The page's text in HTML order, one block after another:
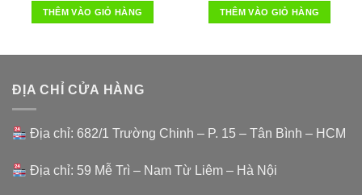
là:
2.100.000 ₫.
THÊM VÀO GIỎ HÀNG THÊM VÀO GIỎ HÀNG
ĐỊA CHỈ CỬA HÀNG
Địa chỉ: 682/1 Trường Chinh – P. 15 – Tân Bình – HCM
Địa chỉ: 59 Mễ Trì – Nam Từ Liêm – Hà Nội